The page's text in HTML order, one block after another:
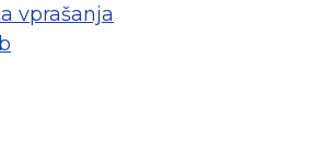
vprašanja